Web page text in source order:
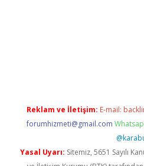
Reklam ve İletişim: E-mail:
forumhizmeti@gmail.com
Yasal Uyarı: Sitemiz, 5651 Sayılı